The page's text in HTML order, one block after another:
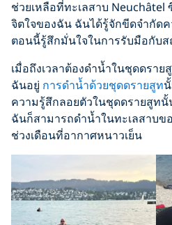
ช่วยเหลือที่ทะเลสาบ Neuchâtel
จิตใจของฉัน ฉันได้รู้จักขีดจำกัดค
ตอนนี้รู้สึกมั่นใจในการรับมือกับ
เมื่อถึงเวลาต้องดำน้ำในชุดดรา
ฉันอยู่ การดำน้ำด้วยชุดดรายสูท
ความรู้สึกลอยตัวในชุดดรายสูท
ฉันก็สามารถดำน้ำในทะเลสาบข
ช่วงเดือนที่อากาศหนาวเย็น